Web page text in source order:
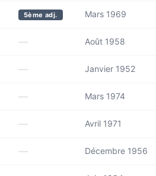
5ème adj. Mars 1969
— Août 1958
— Janvier 1952
— Mars 1974
— Avril 1971
— Décembre 1956